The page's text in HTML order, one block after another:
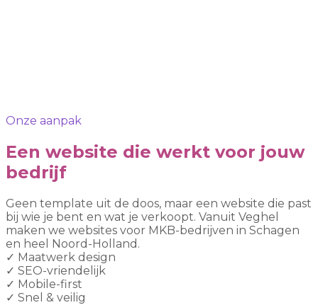
Onze aanpak
Een website die werkt voor jouw
bedrijf
Geen template uit de doos, maar een website die past
bij wie je bent en wat je verkoopt. Vanuit Veghel
maken we websites voor MKB-bedrijven in Schagen
en heel Noord-Holland.
✓ Maatwerk design
✓ SEO-vriendelijk
✓ Mobile-first
✓ Snel & veilig